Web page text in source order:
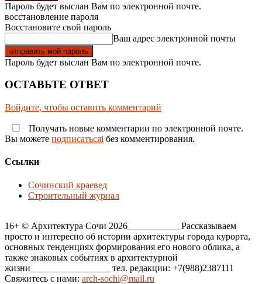
Пароль будет выслан Вам по электронной почте.
восстановление пароля
Восстановите свой пароль
Ваш адрес электронной почты
Пароль будет выслан Вам по электронной почте.
ОСТАВЬТЕ ОТВЕТ
Войдите, чтобы оставить комментарий
Получать новые комментарии по электронной почте.
Вы можете подписатьсяi без комментирования.
Ссылки
Сочинский краевед
Строительный журнал
16+ © Архитектура Сочи 2026___________ Рассказываем
просто и интересно об истории архитектуры города курорта,
основных тенденциях формирования его нового облика, а
также знаковых событиях в архитектурной
жизни_________________ тел. редакции: +7(988)2387111
Свяжитесь с нами: arch-sochi@mail.ru